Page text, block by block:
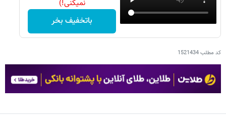
نمیکنی!)
باتخفیف بخر
کد مطلب1521434